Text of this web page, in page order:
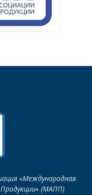
«Международная
(МАПП)